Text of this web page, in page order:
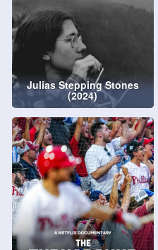
Julias Stepping Stones
(2024)